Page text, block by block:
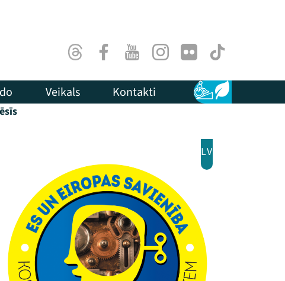
ThreadsFacebookYoutubeInstagram
Flick TikTok
Veikals Kontakti Pieejamība
Ilgtspēja
LV